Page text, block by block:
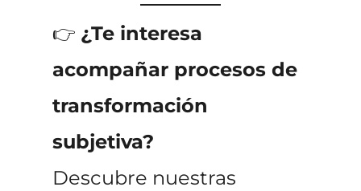
👉 ¿Te interesa
acompañar procesos de
transformación
subjetiva?
Descubre nuestras